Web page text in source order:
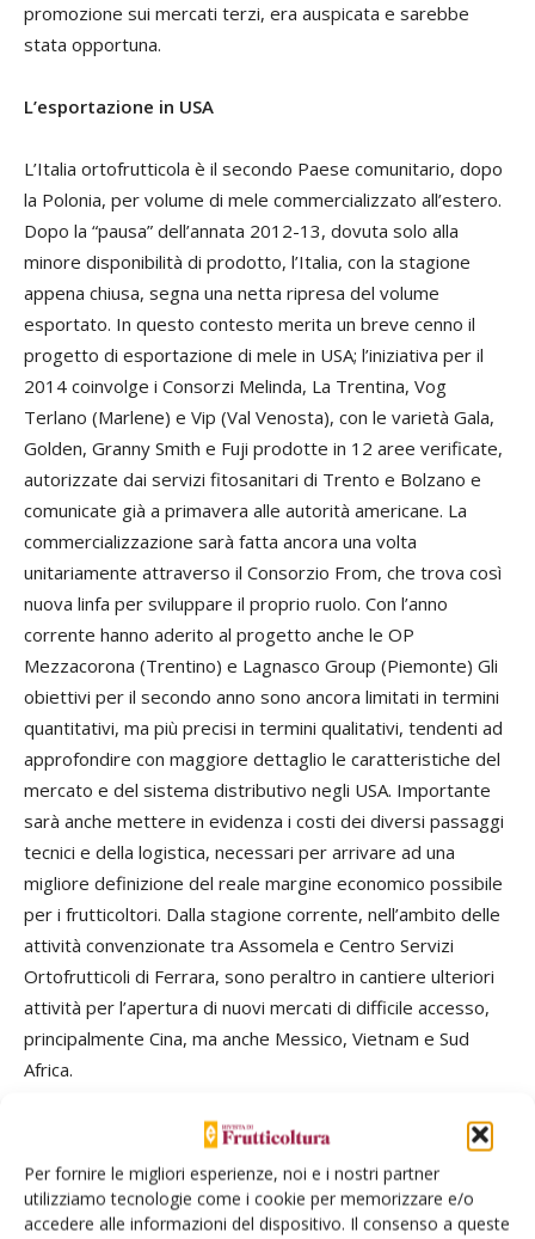
Per fornire le migliori esperienze, noi e i nostri partner
utilizziamo tecnologie come i cookie per memorizzare e/o
accedere alle informazioni del dispositivo. Il consenso a queste
promozione sui mercati terzi, era auspicata e sarebbe
stata opportuna.
L’esportazione in USA
L’Italia ortofrutticola è il secondo Paese comunitario, dopo
la Polonia, per volume di mele commercializzato all’estero.
Dopo la “pausa” dell’annata 2012-13, dovuta solo alla
minore disponibilità di prodotto, l’Italia, con la stagione
appena chiusa, segna una netta ripresa del volume
esportato. In questo contesto merita un breve cenno il
progetto di esportazione di mele in USA; l’iniziativa per il
2014 coinvolge i Consorzi Melinda, La Trentina, Vog
Terlano (Marlene) e Vip (Val Venosta), con le varietà Gala,
Golden, Granny Smith e Fuji prodotte in 12 aree verificate,
autorizzate dai servizi fitosanitari di Trento e Bolzano e
comunicate già a primavera alle autorità americane. La
commercializzazione sarà fatta ancora una volta
unitariamente attraverso il Consorzio From, che trova così
nuova linfa per sviluppare il proprio ruolo. Con l’anno
corrente hanno aderito al progetto anche le OP
Mezzacorona (Trentino) e Lagnasco Group (Piemonte) Gli
obiettivi per il secondo anno sono ancora limitati in termini
quantitativi, ma più precisi in termini qualitativi, tendenti ad
approfondire con maggiore dettaglio le caratteristiche del
mercato e del sistema distributivo negli USA. Importante
sarà anche mettere in evidenza i costi dei diversi passaggi
tecnici e della logistica, necessari per arrivare ad una
migliore definizione del reale margine economico possibile
per i frutticoltori. Dalla stagione corrente, nell’ambito delle
attività convenzionate tra Assomela e Centro Servizi
Ortofrutticoli di Ferrara, sono peraltro in cantiere ulteriori
attività per l’apertura di nuovi mercati di difficile accesso,
principalmente Cina, ma anche Messico, Vietnam e Sud
Africa.
Nel corso del 2014 le preoccupazioni dei consumatori si
riflettono negativamente sui consumi di beni alimentari. La